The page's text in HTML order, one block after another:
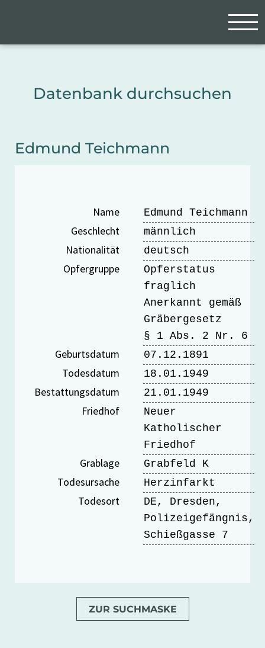
Datenbank durchsuchen
Edmund Teichmann
Name Edmund Teichmann
Geschlecht männlich
Nationalität deutsch
Opfergruppe
Opferstatus
fraglich
Anerkannt gemäß
Gräbergesetz
§ 1 Abs. 2 Nr. 6
Geburtsdatum 07.12.1891
Todesdatum 18.01.1949
Bestattungsdatum 21.01.1949
Friedhof
Neuer
Katholischer
Friedhof
Grablage Grabfeld K
Todesursache Herzinfarkt
Todesort
DE, Dresden,
Polizeigefängnis,
Schießgasse 7
ZUR SUCHMASKE